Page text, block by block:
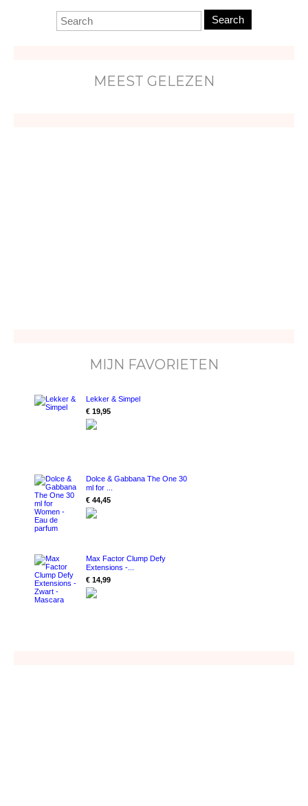
Search
MEEST GELEZEN
MIJN FAVORIETEN
Lekker & Simpel
€ 19,95
Dolce & Gabbana The One 30
ml for ...
€ 44,45
Max Factor Clump Defy
Extensions -...
€ 14,99